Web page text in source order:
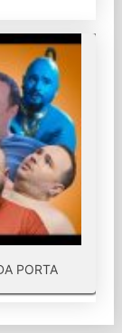
PORTA